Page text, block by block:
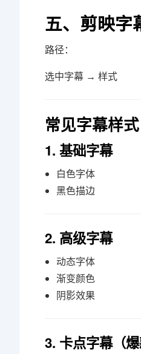
五、剪映字
路径：
选中字幕 → 样式
常见字幕样式
1. 基础字幕
白色字体
黑色描边
2. 高级字幕
动态字体
渐变颜色
阴影效果
3. 卡点字幕（爆